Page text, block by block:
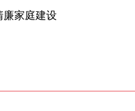
家庭建设